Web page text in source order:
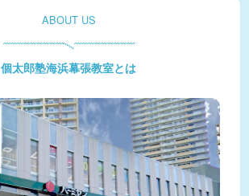
ABOUT US
個太郎塾海浜幕張教室とは